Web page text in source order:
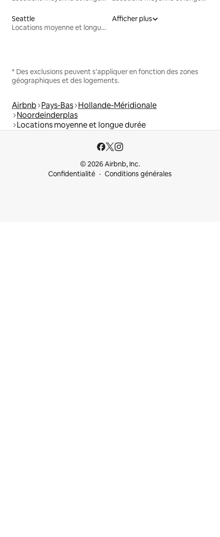
Seattle
Locations moyenne et longue durée
Afficher plus
* Des exclusions peuvent s'appliquer en fonction des zones
géographiques et des logements.
Airbnb Pays-Bas Hollande-Méridionale
Noordeinderplas
Locations moyenne et longue durée
© 2026 Airbnb, Inc.
Confidentialité
Conditions générales